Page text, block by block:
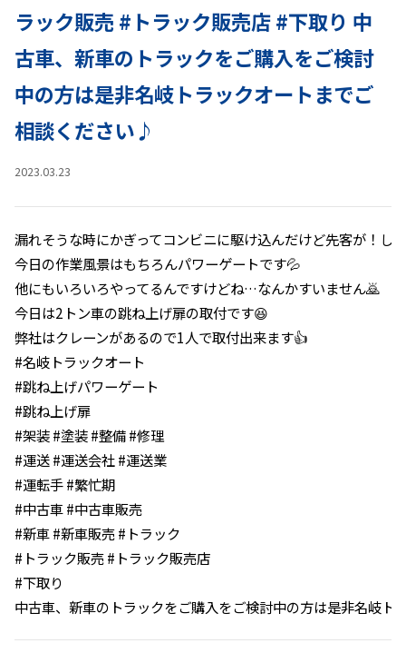
ラック販売 #トラック販売店 #下取り 中
古車、新車のトラックをご購入をご検討
中の方は是非名岐トラックオートまでご
相談ください♪
2023.03.23
漏れそうな時にかぎってコンビニに駆け込んだけど先客が！
今日の作業風景はもちろんパワーゲートです💦
他にもいろいろやってるんですけどね…なんかすいません🙇
今日は2トン車の跳ね上げ扉の取付です😆
弊社はクレーンがあるので1人で取付出来ます👍
#名岐トラックオート
#跳ね上げパワーゲート
#跳ね上げ扉
#架装 #塗装 #整備 #修理
#運送 #運送会社 #運送業
#運転手 #繁忙期
#中古車 #中古車販売
#新車 #新車販売 #トラック
#トラック販売 #トラック販売店
#下取り
中古車、新車のトラックをご購入をご検討中の方は是非名岐